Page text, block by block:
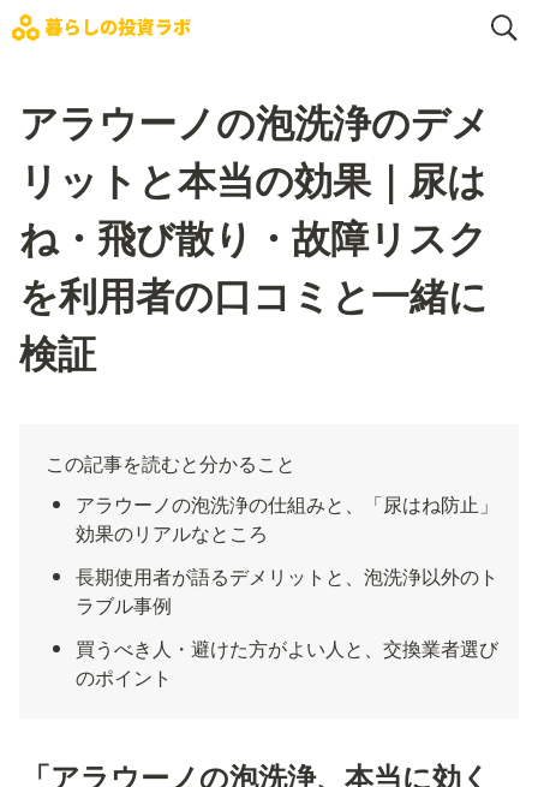
アラウーノの泡洗浄のデメ
リットと本当の効果｜尿は
ね・飛び散り・故障リスク
を利用者の口コミと一緒に
検証
この記事を読むと分かること
アラウーノの泡洗浄の仕組みと、「尿はね防止」
効果のリアルなところ
長期使用者が語るデメリットと、泡洗浄以外のト
ラブル事例
買うべき人・避けた方がよい人と、交換業者選び
のポイント
「アラウーノの泡洗浄、本当に効く